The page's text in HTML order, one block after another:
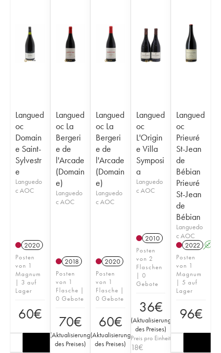
Langued
oc
Domain
e Saint-
Sylvestr
e
Languedo
c AOC
2020
Posten
von 1
Magnum
| 3 auf
Lager
60€
Langued
oc La
Bergeri
e de
l'Arcade
(Domain
e)
Languedo
c AOC
2018
Posten
von 1
Flasche |
0 Gebote
70€
(Aktualisierung
des Preises)
Langued
oc La
Bergeri
e de
l'Arcade
(Domain
e)
Languedo
c AOC
2020
Posten
von 1
Flasche |
0 Gebote
60€
(Aktualisierung
des Preises)
Langued
oc
L'Origin
e Villa
Symposi
a
Languedo
c AOC
2010
Posten
von 2
Flaschen
| 0
Gebote
36€
(Aktualisierung
des Preises)
Preis pro Einheit
18€
Langued
oc
Prieuré
St-Jean
de
Bébian
Prieuré
St-Jean
de
Bébian
Languedo
c AOC
2022 A
Posten
von 1
Magnum
| 5 auf
Lager
96€